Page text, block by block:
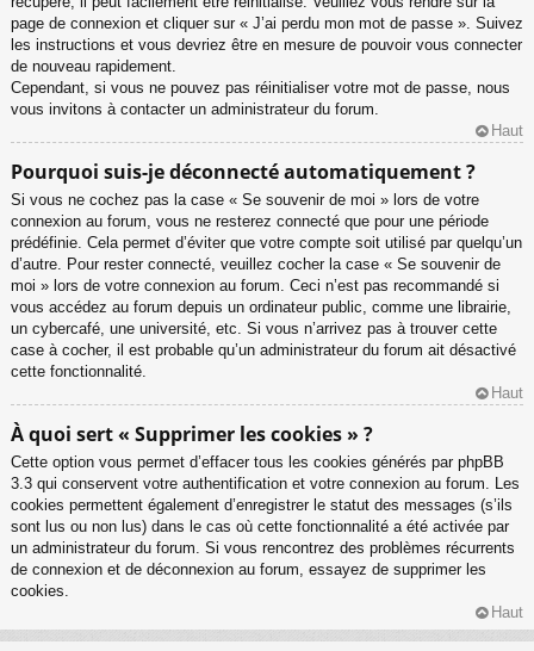
page de connexion et cliquer sur « J’ai perdu mon mot de passe ». Suivez
les instructions et vous devriez être en mesure de pouvoir vous connecter
de nouveau rapidement.
Cependant, si vous ne pouvez pas réinitialiser votre mot de passe, nous
vous invitons à contacter un administrateur du forum.
Haut
Pourquoi suis-je déconnecté automatiquement ?
Si vous ne cochez pas la case « Se souvenir de moi » lors de votre
connexion au forum, vous ne resterez connecté que pour une période
prédéfinie. Cela permet d’éviter que votre compte soit utilisé par quelqu’un
d’autre. Pour rester connecté, veuillez cocher la case « Se souvenir de
moi » lors de votre connexion au forum. Ceci n’est pas recommandé si
vous accédez au forum depuis un ordinateur public, comme une librairie,
un cybercafé, une université, etc. Si vous n’arrivez pas à trouver cette
case à cocher, il est probable qu’un administrateur du forum ait désactivé
cette fonctionnalité.
Haut
À quoi sert « Supprimer les cookies » ?
Cette option vous permet d’effacer tous les cookies générés par phpBB
3.3 qui conservent votre authentification et votre connexion au forum. Les
cookies permettent également d’enregistrer le statut des messages (s’ils
sont lus ou non lus) dans le cas où cette fonctionnalité a été activée par
un administrateur du forum. Si vous rencontrez des problèmes récurrents
de connexion et de déconnexion au forum, essayez de supprimer les
cookies.
Haut